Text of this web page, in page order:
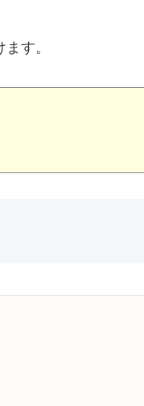
す。